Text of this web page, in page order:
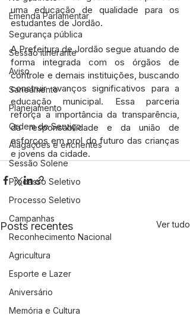
Emenda Parlamentar
Segurança pública
Sessão itinerante
Aviso
Saneamento
Planejamento
Ordem de Serviço
Alagações e enchentes
Sessão Solene
Processo Seletivo
Processo Seletivo
Campanhas
Reconhecimento Nacional
Agricultura
Esporte e Lazer
Aniversário
Memória e Cultura
uma educação de qualidade para os
estudantes de Jordão.
A Prefeitura de Jordão segue atuando de
forma integrada com os órgãos de
controle e demais instituições, buscando
construir avanços significativos para a
educação municipal. Essa parceria
reforça a importância da transparência,
da responsabilidade e da união de
esforços em prol do futuro das crianças
e jovens da cidade.
Posts recentes Ver tudo